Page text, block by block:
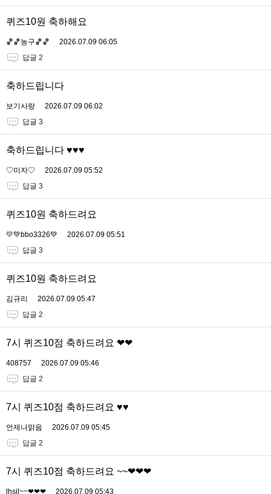
퀴즈10원 축하해요
🏀🏀농구🏀🏀
2026.07.09 06:05
답글 2
축하드립니다
보기사랑
2026.07.09 06:02
답글 3
축하드립니다 ♥️♥️♥️
♡미자♡
2026.07.09 05:52
답글 3
퀴즈10원 축하드려요
💛💚bbo3326💚
2026.07.09 05:51
답글 3
퀴즈10원 축하드려요
김규리
2026.07.09 05:47
답글 2
7시 퀴즈10점 축하드려요 ❤❤
408757
2026.07.09 05:46
답글 2
7시 퀴즈10점 축하드려요 ♥♥
언제나맑음
2026.07.09 05:45
답글 2
7시 퀴즈10점 축하드려요 ~~❤❤❤
lhsil~~❤❤❤
2026.07.09 05:43